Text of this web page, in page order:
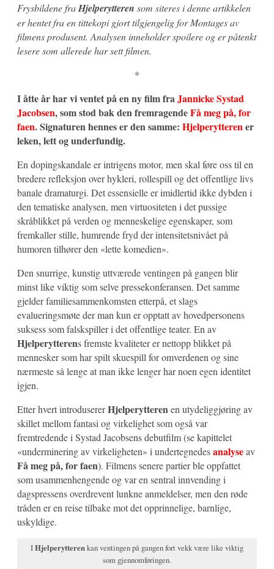
Frysbildene fraHjelperytteren som siteres i denne artikkelen
er hentet fra en tittekopi gjort tilgjengelig for Montages av
filmens produsent. Analysen inneholder spoilere og er påtenkt
lesere som allerede har sett filmen.
*
I åtte år har vi ventet på en ny film fraJannicke Systad
Jacobsen, som stod bak den fremragendeFå meg på, for
faen. Signaturen hennes er den samme: Hjelperytterener
leken, lett og underfundig.
En dopingskandale er intrigens motor, men skal føre oss til en
bredere refleksjon over hykleri, rollespill og det offentlige livs
banale dramaturgi. Det essensielle er imidlertid ikke dybden i
den tematiske analysen, men virtuositeten i det pussige
skråblikket på verden og menneskelige egenskaper, som
fremkaller stille, humrende fryd der intensitetsnivået på
humoren tilhører den «lette komedien».
Den snurrige, kunstig uttværede ventingen på gangen blir
minst like viktig som selve pressekonferansen. Det samme
gjelder familiesammenkomsten etterpå, et slags
evalueringsmøte der man kun er opptatt av hovedpersonens
suksess som falskspiller i det offentlige teater. En av
Hjelperytterens fremste kvaliteter er nettopp blikket på
mennesker som har spilt skuespill for omverdenen og sine
nærmeste så lenge at man ikke lenger har noen egen identitet
igjen.
Etter hvert introdusererHjelperytterenen utydeliggjøring av
skillet mellom fantasi og virkelighet som også var
fremtredende i Systad Jacobsens debutfilm (se kapittelet
«underminering av virkeligheten» i undertegnedesanalyseav
Få meg på, for faen). Filmens senere partier ble oppfattet
som usammenhengende og var en sentral innvending i
dagspressens overdrevent lunkne anmeldelser, men den røde
tråden er en reise tilbake mot det opprinnelige, barnlige,
uskyldige.
IHjelperytterenkan ventingen på gangen fort vekk være like viktig
som gjennomføringen.